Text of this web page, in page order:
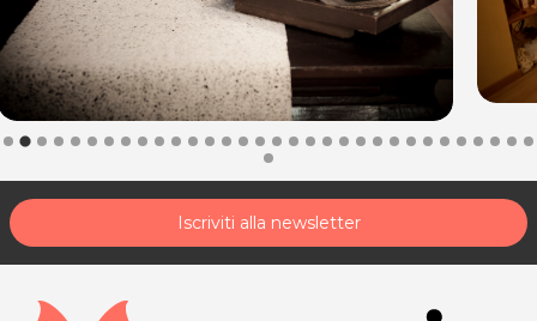
Iscriviti alla newsletter